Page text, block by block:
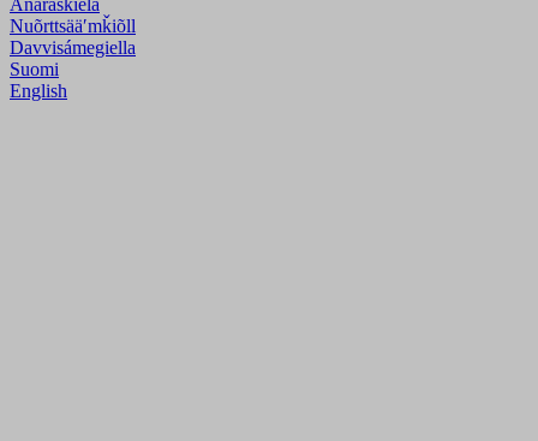
Nuõrttsääʹmǩiõll
Davvisámegiella
Suomi
English